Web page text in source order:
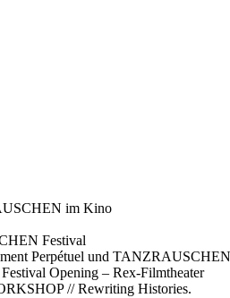
im Kino
Festival
Perpétuel und
Festival Opening – Rex-Filmtheater
// Rewriting Histories.